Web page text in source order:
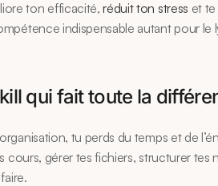
ton efficacité, réduit ton stress et
indispensable autant pour
qui fait toute la
tu perds du temps et de
cours, gérer tes fichiers, structurer tes